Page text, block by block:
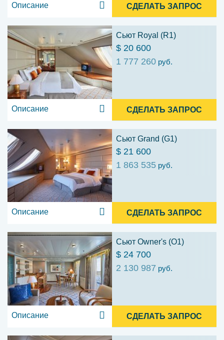
Описание СДЕЛАТЬ ЗАПРОС
Сьют Royal (R1)
$ 20 600
1 777 260 руб.
Описание СДЕЛАТЬ ЗАПРОС
Сьют Grand (G1)
$ 21 600
1 863 535 руб.
Описание СДЕЛАТЬ ЗАПРОС
Сьют Owner's (O1)
$ 24 700
2 130 987 руб.
Описание СДЕЛАТЬ ЗАПРОС